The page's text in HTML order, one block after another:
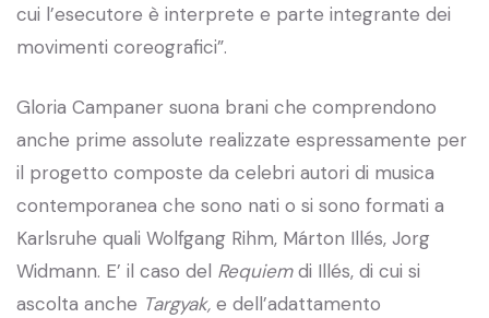
cui l’esecutore è interprete e parte integrante dei
movimenti coreografici”.
Gloria Campaner suona brani che comprendono
anche prime assolute realizzate espressamente per
il progetto composte da celebri autori di musica
contemporanea che sono nati o si sono formati a
Karlsruhe quali Wolfgang Rihm, Márton Illés, Jorg
Widmann. E’ il caso del Requiemdi Illés, di cui si
ascolta anche Targyak, e dell’adattamento